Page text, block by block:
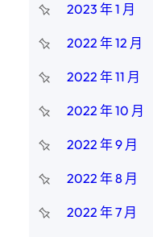
2023 年 1 月
2022 年 12 月
2022 年 11 月
2022 年 10 月
2022 年 9 月
2022 年 8 月
2022 年 7 月